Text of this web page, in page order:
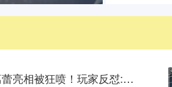
顺策略 《漫威金刚狼》琴葛蕾亮相被狂喷！玩家反怼:你是gay